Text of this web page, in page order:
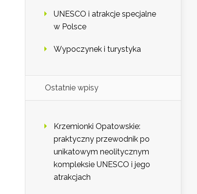
UNESCO i atrakcje specjalne
w Polsce
Wypoczynek i turystyka
Ostatnie wpisy
Krzemionki Opatowskie:
praktyczny przewodnik po
unikatowym neolitycznym
kompleksie UNESCO i jego
atrakcjach